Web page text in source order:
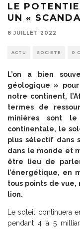
LE
UN «
8 JUILLET 2022
ACTU SOCIETE 0
L’on a bien
géologique »
notre continent,
termes de
minières sont
continentale, le
plus sélectif dans
dans le monde et
être lieu de
l’énergétique, en
tous points de
lion.
Le soleil continuera
pendant 4 à 5